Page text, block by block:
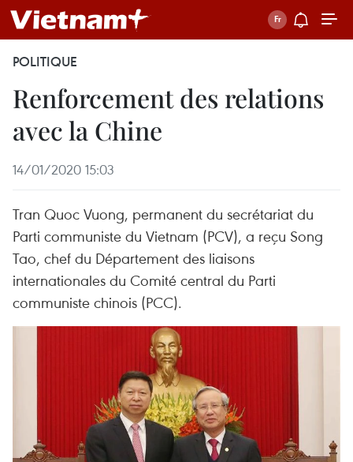
POLITIQUE
Renforcement des relations
avec la Chine
14/01/2020 15:03
Tran Quoc Vuong, permanent du secrétariat du
Parti communiste du Vietnam (PCV), a reçu Song
Tao, chef du Département des liaisons
internationales du Comité central du Parti
communiste chinois (PCC).